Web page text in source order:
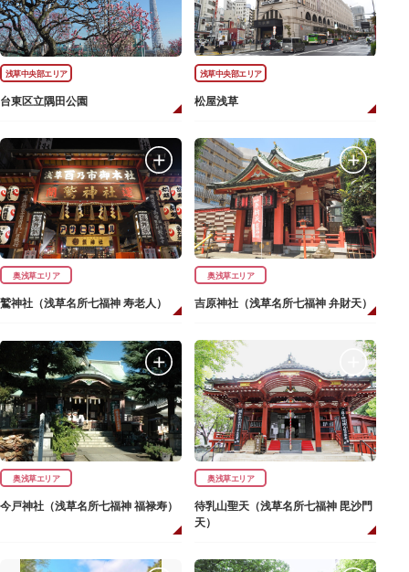
浅草中央部エリア
台東区立隅田公園
浅草中央部エリア
松屋浅草
奥浅草エリア
鷲神社（浅草名所七福神 寿老人）
奥浅草エリア
吉原神社（浅草名所七福神 弁財天）
奥浅草エリア
今戸神社（浅草名所七福神 福禄寿）
奥浅草エリア
待乳山聖天（浅草名所七福神 毘沙門
天）